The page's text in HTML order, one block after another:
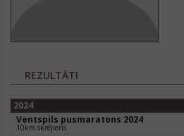
REZULTĀTI
2024
Ventspils pusmaratons 2024
10km skrējiens